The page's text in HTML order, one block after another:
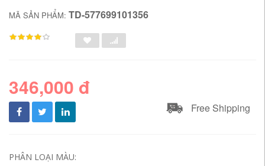
MÃ SẢN PHẨM: TD-577699101356
346,000 đ
Free Shipping
PHÂN LOẠI MÀU: